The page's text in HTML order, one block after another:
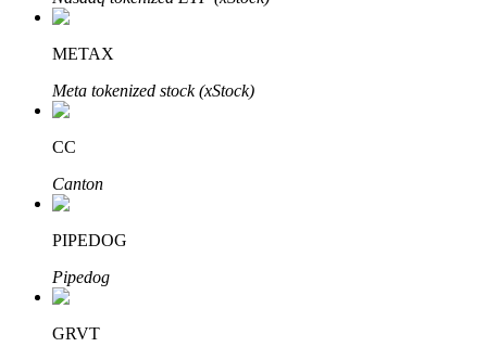
Investasi Otomatis
METAX
Meta tokenized stock (xStock)
CC
Canton
PIPEDOG
Pipedog
GRVT